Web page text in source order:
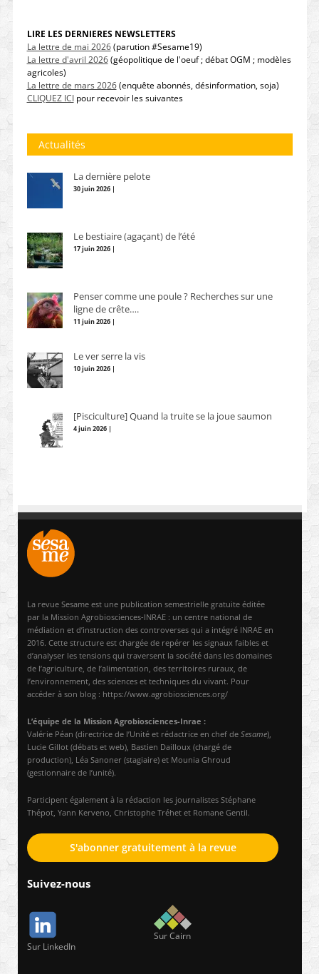
LIRE LES DERNIERES NEWSLETTERS
La lettre de mai 2026(parution #Sesame19)
La lettre d'avril 2026(géopolitique de l'oeuf ; débat OGM ; modèles
agricoles)
La lettre de mars 2026(enquête abonnés, désinformation, soja)
CLIQUEZ ICIpour recevoir les suivantes
Actualités
La dernière pelote
30 juin 2026 |
Le bestiaire (agaçant) de l’été
17 juin 2026 |
Penser comme une poule ? Recherches sur une
ligne de crête….
11 juin 2026 |
Le ver serre la vis
10 juin 2026 |
[Pisciculture] Quand la truite se la joue saumon
4 juin 2026 |
La revue Sesame est une publication semestrielle gratuite éditée
par la Mission Agrobiosciences-INRAE : un centre national de
médiation et d’instruction des controverses qui a intégré INRAE en
2016. Cette structure est chargée de repérer les signaux faibles et
d’analyser les tensions qui traversent la société dans les domaines
de l’agriculture, de l’alimentation, des territoires ruraux, de
l’environnement, des sciences et techniques du vivant. Pour
accéder à son blog : https://www.agrobiosciences.org/
L’équipe de la Mission Agrobiosciences-Inrae :
Valérie Péan (directrice de l’Unité et rédactrice en chef de Sesame),
Lucie Gillot (débats et web), Bastien Dailloux (chargé de
production), Léa Sanoner (stagiaire) et Mounia Ghroud
(gestionnaire de l’unité).
Participent également à la rédaction les journalistes Stéphane
Thépot, Yann Kerveno, Christophe Tréhet et Romane Gentil.
S'abonner gratuitement à la revue
Suivez-nous
Sur LinkedIn
Sur Cairn